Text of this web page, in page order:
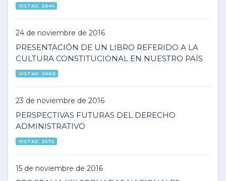
VISTAS: 2644
24 de noviembre de 2016
PRESENTACIÓN DE UN LIBRO REFERIDO A LA
CULTURA CONSTITUCIONAL EN NUESTRO PAÍS
VISTAS: 2663
23 de noviembre de 2016
PERSPECTIVAS FUTURAS DEL DERECHO
ADMINISTRATIVO
VISTAS: 2572
15 de noviembre de 2016